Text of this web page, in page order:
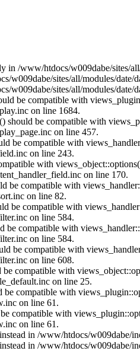
in /www/htdocs/w009dabe/sites/
w009dabe/sites/all/modules/date/
w009dabe/sites/all/modules/date/
be compatible with
on line 1684.
be compatible with
on line 457.
be compatible with
on line 243.
with
on line 170.
be compatible with
on line 82.
be compatible with
on line 584.
compatible with
on line 584.
be compatible with
on line 608.
compatible with
on line 25.
compatible with
on line 61.
compatible with
on line 61.
in /www/htdocs/w009dabe/
in /www/htdocs/w009dabe/